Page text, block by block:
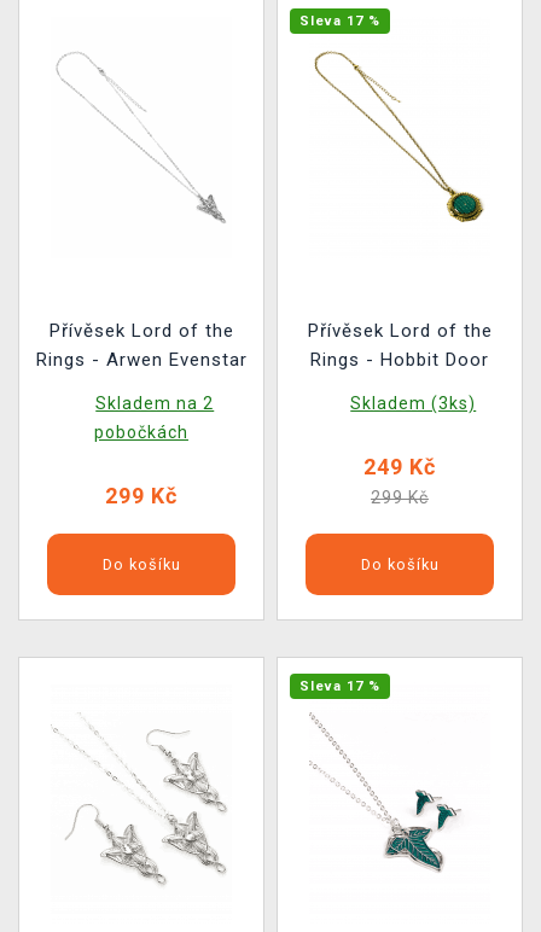
Přívěsek Lord of the
Rings - Arwen Evenstar
Skladem na 2
pobočkách
299 Kč
Do košíku
Sleva 17 %
Přívěsek Lord of the
Rings - Hobbit Door
Skladem (3ks)
249 Kč
299 Kč
Do košíku
Sleva 17 %